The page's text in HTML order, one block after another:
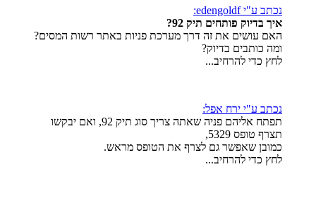
נכתב ע"י edengoldf:
איך בדיוק פותחים תיק 92?
האם עושים את זה דרך מערכת פניות באתר רשות המסים?
ומה כותבים בדיוק?
לחץ כדי להרחיב...
נכתב ע"י ירח אפל:
תפתח אליהם פניה שאתה צריך סוג תיק 92, ואם יבקשו
תצרף טופס 5329,
כמובן שאפשר גם לצרף את הטופס מראש.
לחץ כדי להרחיב...